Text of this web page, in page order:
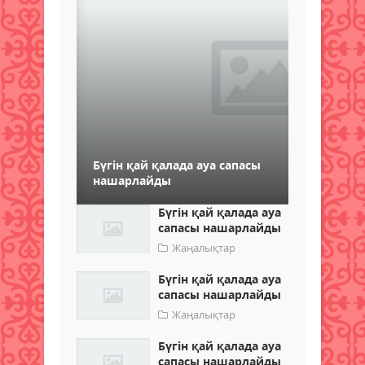
Бүгін қай қалада ауа сапасы
нашарлайды
Бүгін қай қалада ауа
сапасы нашарлайды
Жаңалықтар
Бүгін қай қалада ауа
сапасы нашарлайды
Жаңалықтар
Бүгін қай қалада ауа
сапасы нашарлайды